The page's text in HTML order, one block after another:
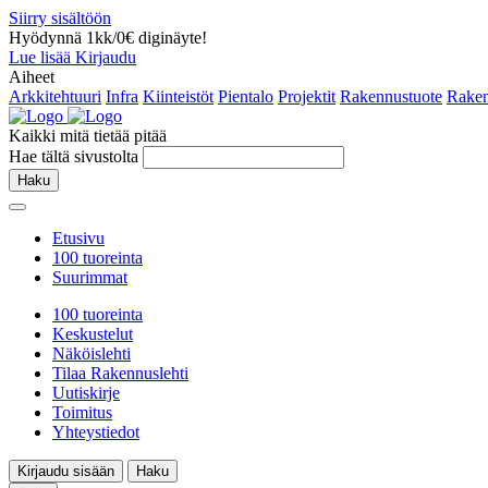
Siirry sisältöön
Hyödynnä 1kk/0€ diginäyte!
Lue lisää Kirjaudu
Aiheet
Arkkitehtuuri Infra Kiinteistöt Pientalo Projektit Rakennustuote
Kaikki mitä tietää pitää
Hae tältä sivustolta
Haku
Etusivu
100 tuoreinta
Suurimmat
100 tuoreinta
Keskustelut
Näköislehti
Tilaa Rakennuslehti
Uutiskirje
Toimitus
Yhteystiedot
Kirjaudu sisään
Haku